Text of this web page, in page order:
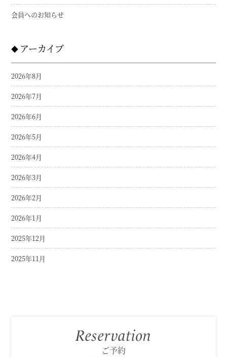
会員へのお知らせ
アーカイブ
2026年8月
2026年7月
2026年6月
2026年5月
2026年4月
2026年3月
2026年2月
2026年1月
2025年12月
2025年11月
Reservation
ご予約